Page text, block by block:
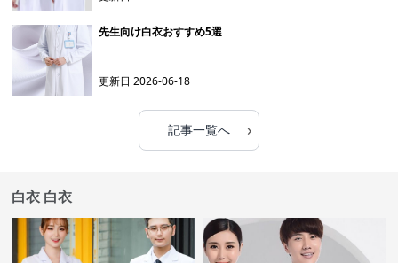
先生向け白衣おすすめ5選
更新日2026-06-18
記事一覧へ ›
白衣 白衣